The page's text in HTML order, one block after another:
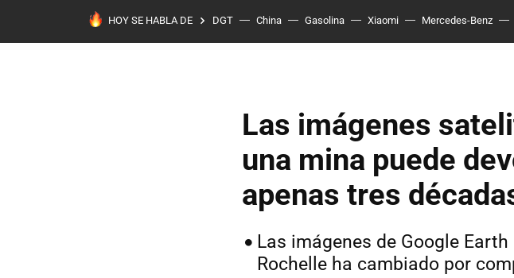
HOY SE HABLA DE DGT China Gasolina Xiaomi Mercedes-Benz
Las imágenes
una mina puede
apenas tres
Las imágenes de Google
Rochelle ha cambiado por